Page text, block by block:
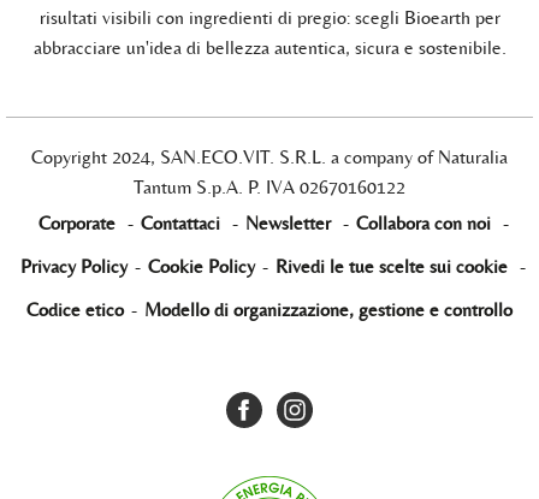
risultati visibili con ingredienti di pregio: scegli Bioearth per
abbracciare un'idea di bellezza autentica, sicura e sostenibile.
Copyright 2024, SAN.ECO.VIT. S.R.L. a company of Naturalia
Tantum S.p.A. P. IVA 02670160122
Corporate - Contattaci - Newsletter - Collabora con noi -
Privacy Policy - Cookie Policy - Rivedi le tue scelte sui cookie -
Codice etico - Modello di organizzazione, gestione e controllo